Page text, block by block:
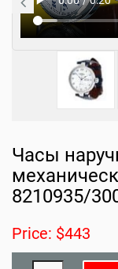
Часы
8210935/
Price: $443